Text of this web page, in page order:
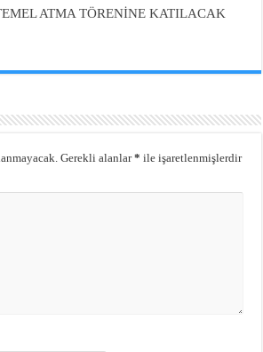
ATMA TÖRENİNE KATILACAK
Gerekli alanlar* ile işaretlenmişlerdir